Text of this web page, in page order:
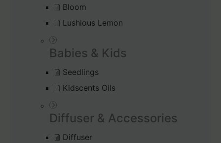
Bloom
Lushious Lemon
Babies & Kids
Seedlings
Kidscents Oils
Diffuser & Accessories
Diffuser